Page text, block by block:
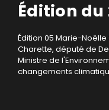
Édition du
Édition 05 Marie-Noëlle
Charette, député de
Ministre de
changements